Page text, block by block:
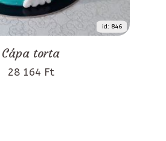
id: 846
Cápa torta
28 164 Ft